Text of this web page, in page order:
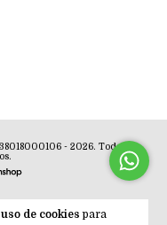
de cookies para
- 2026. Todos os